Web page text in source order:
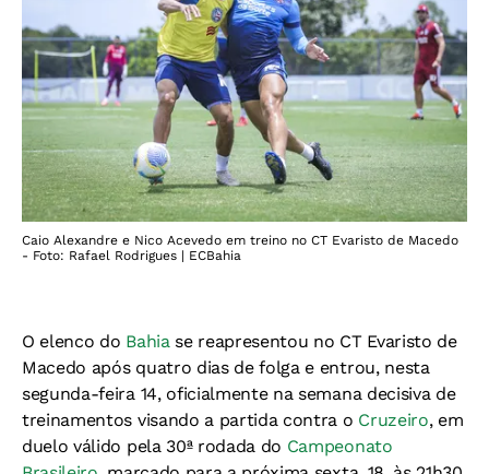
Caio Alexandre e Nico Acevedo em treino no CT Evaristo de Macedo
- Foto: Rafael Rodrigues | ECBahia
O elenco do Bahia se reapresentou no CT Evaristo de
Macedo após quatro dias de folga e entrou, nesta
segunda-feira 14, oficialmente na semana decisiva de
treinamentos visando a partida contra o Cruzeiro, em
duelo válido pela 30ª rodada do Campeonato